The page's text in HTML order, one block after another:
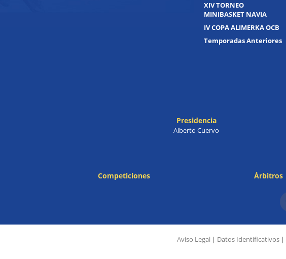
XIV TORNEO
MINIBASKET NAVIA
IV COPA ALIMERKA OCB
Temporadas Anteriores
Presidencia
Alberto Cuervo
Competiciones Árbitros
Aviso Legal | Datos Identificativos |